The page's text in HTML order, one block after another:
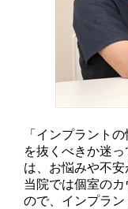
「インプラント
を抜くべきか迷
は、お悩みや不
当院では個室の
ので、インプラン